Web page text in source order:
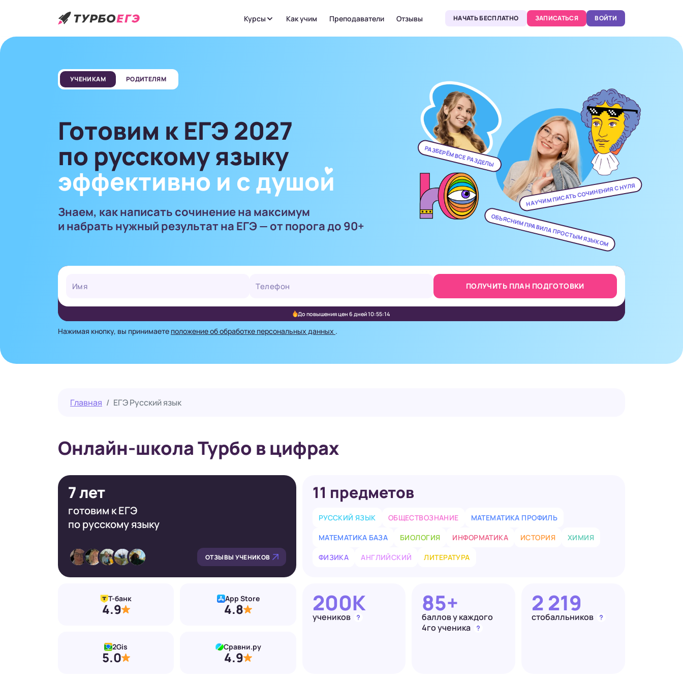
Курсы Как учим Преподаватели Отзывы НАЧАТЬ БЕСПЛАТНО ЗАПИСАТЬСЯ ВОЙТИ
УЧЕНИКАМ РОДИТЕЛЯМ
Готовим к ЕГЭ 2027
по русскому языку
эффективно и с душои
Знаем, как написать сочинение на максимум
и набрать нужный результат на ЕГЭ — от порога до 90+
РАЗБЕРЁМ ВСЕ РАЗДЕЛЫ
НАУЧИМ ПИСАТЬ СОЧИНЕНИЯ С НУЛЯ
ОБЪЯСНИМ ПРАВИЛА ПРОСТЫМ ЯЗЫКОМ
ПОЛУЧИТЬ ПЛАН ПОДГОТОВКИ
До повышения цен 6 дней 10:55:12
Нажимая кнопку, вы принимаете положение об обработке персональных данных .
Главная ЕГЭ Русский язык
Онлайн-школа Турбо в цифрах
7 лет
готовим к ЕГЭ
по русскому языку
ОТЗЫВЫ УЧЕНИКОВ
11 предметов
РУССКИЙ ЯЗЫК ОБЩЕСТВОЗНАНИЕ МАТЕМАТИКА ПРОФИЛЬ
МАТЕМАТИКА БАЗА БИОЛОГИЯ ИНФОРМАТИКА ИСТОРИЯ ХИМИЯ
ФИЗИКА АНГЛИЙСКИЙ ЛИТЕРАТУРА
Т-банк
4.9
App Store
4.8
2Gis
5.0
Сравни.ру
4.9
200K
учеников
85+
баллову каждого
4го ученика
2 219
стобалльников